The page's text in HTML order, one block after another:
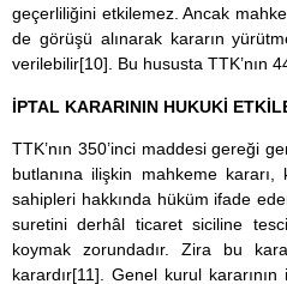
geçerliliğini etkilemez. Ancak
de görüşü alınarak kararın
verilebilir[10]. Bu hususta TTK’nın
İPTAL KARARININ HUKUKİ
TTK’nın 350’inci maddesi gereği
butlanına ilişkin mahkeme
sahipleri hakkında hüküm ifade
suretini derhâl ticaret siciline
koymak zorundadır. Zira bu
karardır[11] . Genel kurul